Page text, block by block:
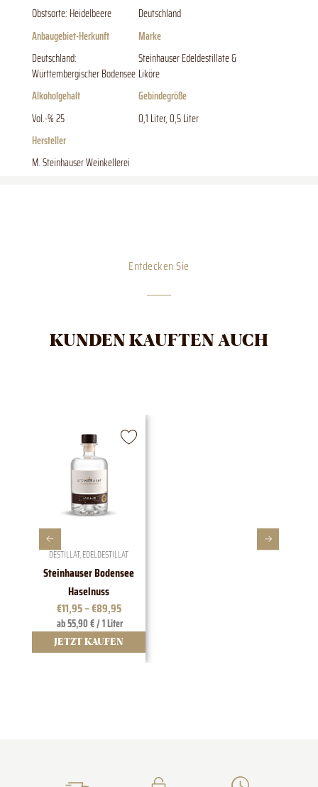
Obstsorte: Heidelbeere
Deutschland
Anbaugebiet-Herkunft
Deutschland:
Württembergischer Bodensee
Marke
Steinhauser Edeldestillate &
Liköre
Alkoholgehalt
Vol.-% 25
Gebindegröße
0,1 Liter, 0,5 Liter
Hersteller
M. Steinhauser Weinkellerei
Entdecken Sie
KUNDEN KAUFTEN AUCH
DESTILLAT,EDELDESTILLAT
Steinhauser Bodensee
Haselnuss
€11,95–€89,95
ab 55,90 € / 1 Liter
JETZT KAUFEN